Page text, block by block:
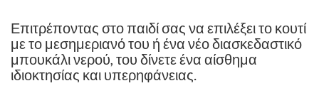
Επιτρέποντας στο παιδί σας να επιλέξει το κουτί
με το μεσημεριανό του ή ένα νέο διασκεδαστικό
μπουκάλι νερού, του δίνετε ένα αίσθημα
ιδιοκτησίας και υπερηφάνειας.